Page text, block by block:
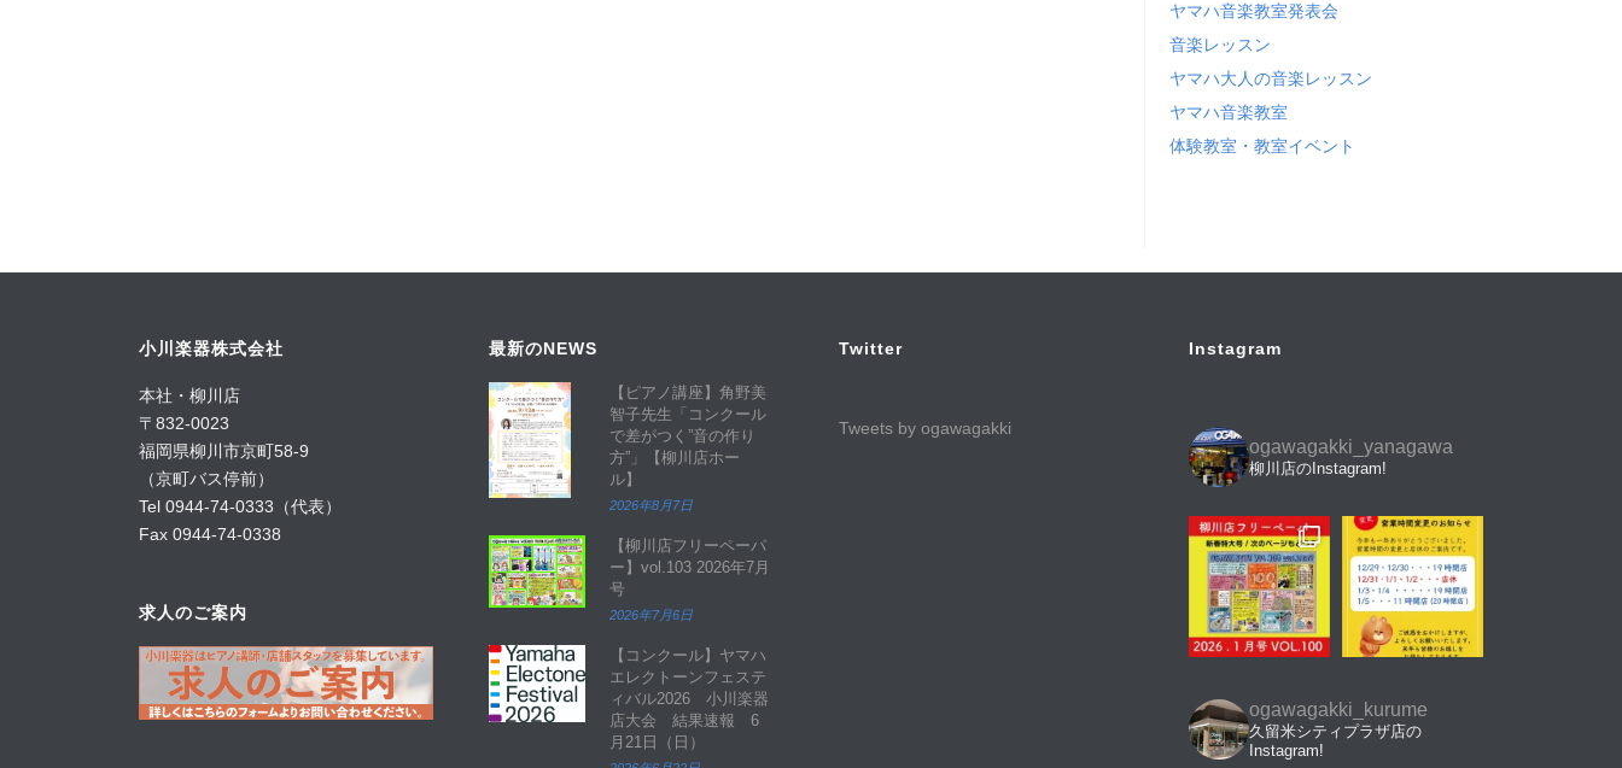
ヤマハ音楽教室発表会
音楽レッスン
ヤマハ大人の音楽レッスン
ヤマハ音楽教室
体験教室・教室イベント
小川楽器株式会社
本社・柳川店
〒832-0023
福岡県柳川市京町58-9
（京町バス停前）
Tel 0944-74-0333（代表）
Fax 0944-74-0338
求人のご案内
最新のNEWS
【ピアノ講座】角野美
智子先生「コンクール
で差がつく”音の作り
方”」【柳川店ホー
ル】
2026年8月7日
【柳川店フリーペーパ
ー】vol.103 2026年7月
号
2026年7月6日
【コンクール】ヤマハ
エレクトーンフェステ
ィバル2026 小川楽器
店大会 結果速報 6
月21日（日）
Twitter
Tweets by ogawagakki
Instagram
ogawagakki_yanagawa
柳川店のInstagram!
ogawagakki_kurume
久留米シティプラザ店の
Instagram!